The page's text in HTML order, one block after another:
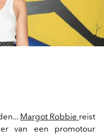
Margot Robbie reist
van een promotour